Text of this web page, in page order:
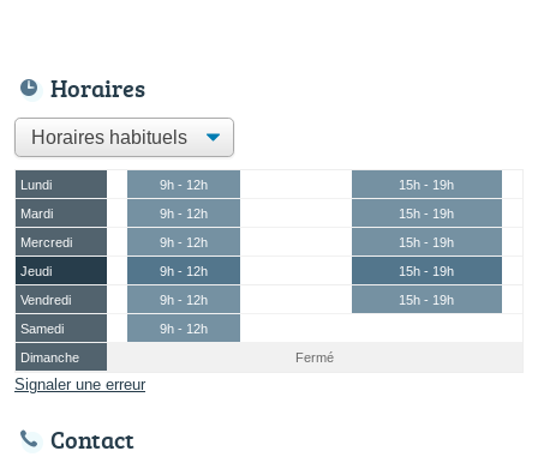
Horaires
Lundi 9h - 12h
15h - 19h
Mardi
9h - 12h
15h - 19h
Mercredi
9h - 12h
15h - 19h
Jeudi
9h - 12h
15h - 19h
Vendredi
9h - 12h
15h - 19h
Samedi
9h - 12h
Dimanche
Fermé
Signaler une erreur
Contact